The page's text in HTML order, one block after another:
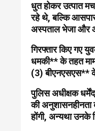
धुत होकर उत्पात
रहे थे, बल्कि
अस्पताल भेजा और
गिरफ्तार किए गए
धमकी** के तहत
(3) बीएनएसएस** के
पुलिस अधीक्षक
की अनुशासनहीनता
होंगी, अन्यथा उनके